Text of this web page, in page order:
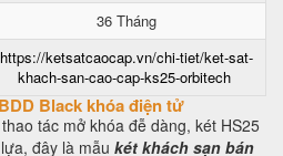
36 Tháng
https://ketsatcaocap.vn/chi-tiet/ket-sat-
khach-san-cao-cap-ks25-orbitech
Black khóa điện tử
tác mở khóa đễ dàng, két HS25
đây là mẫu két khách sạn bán